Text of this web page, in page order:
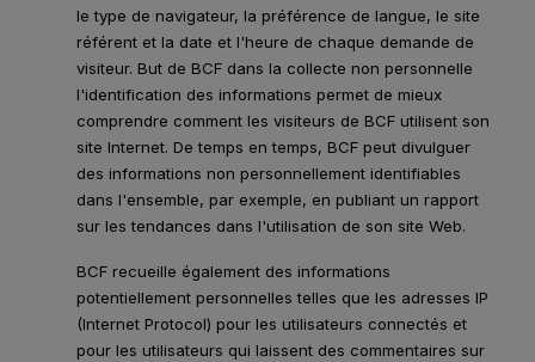
le type de navigateur, la préférence de langue, le site
référent et la date et l'heure de chaque demande de
visiteur. But de BCF dans la collecte non personnelle
l'identification des informations permet de mieux
comprendre comment les visiteurs de BCF utilisent son
site Internet. De temps en temps, BCF peut divulguer
des informations non personnellement identifiables
dans l'ensemble, par exemple, en publiant un rapport
sur les tendances dans l'utilisation de son site Web.
BCF recueille également des informations
potentiellement personnelles telles que les adresses IP
(Internet Protocol) pour les utilisateurs connectés et
pour les utilisateurs qui laissent des commentaires sur